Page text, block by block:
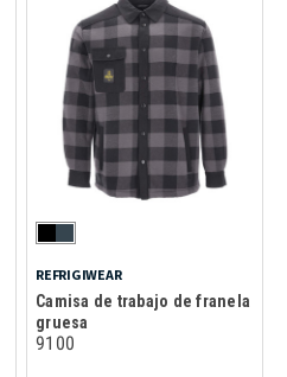
REFRIGIWEAR
Camisa de trabajo de franela
gruesa
9100